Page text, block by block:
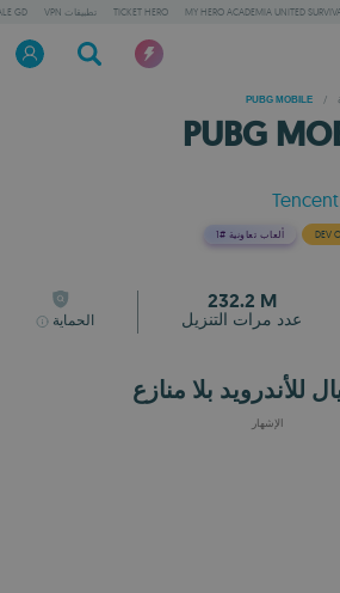
MY HERO ACADEMIA UNITED
TICKET HERO تطبيقات VPN GD
/
PUBG MOBILE
PUBG
DEV ألعاب تعاونية #1
232.2 M
عدد مرات التنزيل الحماية
للأندرويد بلا منازع
الإشهار